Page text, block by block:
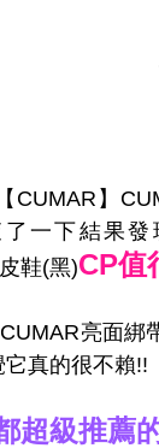
CUMAR】
一下結果發
鞋(黑)CP值
亮面綁
真的很不賴!!
超級推薦